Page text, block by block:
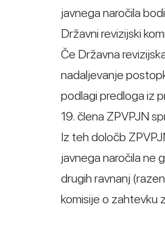
javnega naročila
Državni revizijski
Če Državna
nadaljevanje
podlagi predloga iz
19. člena ZPVPJN
Iz teh določb
javnega naročila ne
drugih ravnanj
komisije o zahtevku